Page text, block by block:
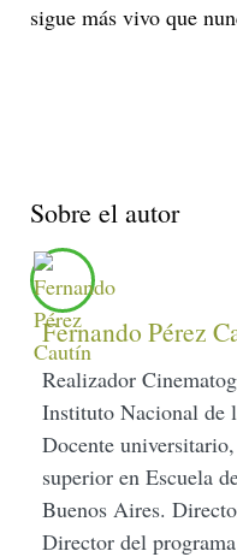
sigue más vivo que
Sobre el autor
Fernando Pérez
Realizador
Instituto Nacional de
Docente
superior en Escuela
Buenos Aires.
Director del